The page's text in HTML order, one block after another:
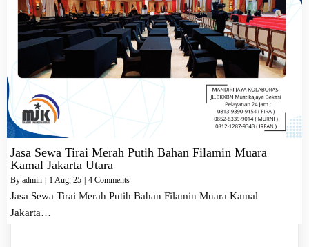
Jasa Sewa Tirai Merah Putih Bahan Filamin Muara
Kamal Jakarta Utara
By admin 1Aug, 25 4 Comments
Jasa Sewa Tirai Merah Putih Bahan Filamin Muara Kamal
Jakarta…